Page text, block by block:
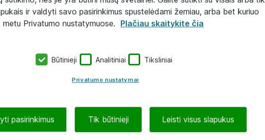
ir valdyti savo pasirinkimus spustelėdami žemiau, arba bet kuriuo
metu Privatumo nustatymuose. Plačiau skaitykite čia
Būtinieji Analitiniai Tiksliniai
Privatumo nustatymai
pasirinkimus Tik būtinieji Leisti visus slapukus